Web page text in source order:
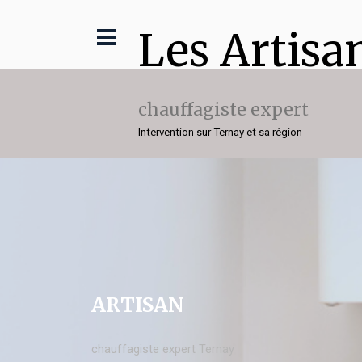
Les
chauffagiste expert
Intervention sur Ternay et sa région
ARTISAN
chauffagiste expert Ternay